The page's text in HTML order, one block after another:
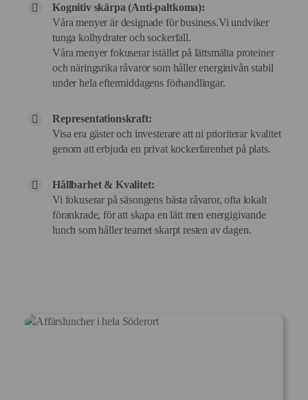
Kognitiv skärpa (Anti-paltkoma):
Våra menyer är designade för business.Vi undviker
tunga kolhydrater och sockerfall.
Våra menyer fokuserar istället på lättsmälta proteiner
och näringsrika råvaror som håller energinivån stabil
under hela eftermiddagens förhandlingar.
Representationskraft:
Visa era gäster och investerare att ni prioriterar kvalitet
genom att erbjuda en privat kockerfarenhet på plats.
Hållbarhet & Kvalitet:
Vi fokuserar på säsongens bästa råvaror, ofta lokalt
förankrade, för att skapa en lätt men energigivande
lunch som håller teamet skarpt resten av dagen.